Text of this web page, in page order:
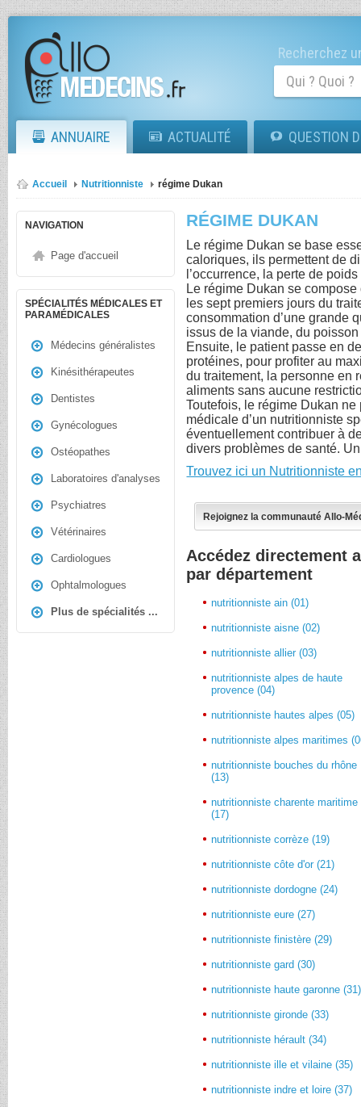
Recherchez
ANNUAIRE ACTUALITÉ QUESTION
Accueil Nutritionniste régime Dukan
NAVIGATION
Page d'accueil
SPÉCIALITÉS MÉDICALES ET
PARAMÉDICALES
Médecins généralistes
Kinésithérapeutes
Dentistes
Gynécologues
Ostéopathes
Laboratoires d'analyses
Psychiatres
Vétérinaires
Cardiologues
Ophtalmologues
Plus de spécialités ...
RÉGIME DUKAN
Le régime Dukan se base
caloriques, ils permettent de
l’occurrence, la perte de
Le régime Dukan se
les sept premiers jours du
consommation d’une grande
issus de la viande, du
Ensuite, le patient passe en
protéines, pour profiter au
du traitement, la personne en
aliments sans aucune
Toutefois, le régime Dukan
médicale d’un nutritionniste
éventuellement contribuer à
divers problèmes de santé.
Trouvez ici un Nutritionniste
Rejoignez la communauté Allo-
Accédez directement
par département
nutritionniste ain (01)
nutritionniste aisne (02)
nutritionniste allier (03)
nutritionniste alpes de haute
provence (04)
nutritionniste hautes alpes (05)
nutritionniste alpes maritimes
nutritionniste bouches du rhône
(13)
nutritionniste charente maritime
(17)
nutritionniste corrèze (19)
nutritionniste côte d'or (21)
nutritionniste dordogne (24)
nutritionniste eure (27)
nutritionniste finistère (29)
nutritionniste gard (30)
nutritionniste haute garonne (31)
nutritionniste gironde (33)
nutritionniste hérault (34)
nutritionniste ille et vilaine (35)
nutritionniste indre et loire (37)